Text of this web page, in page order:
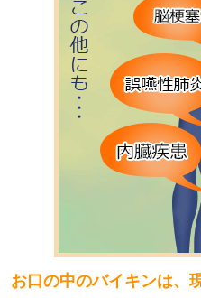
お口の中のバイキンは、